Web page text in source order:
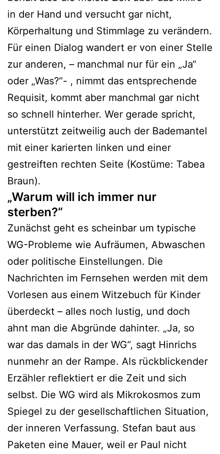
in der Hand und versucht gar nicht,
Körperhaltung und Stimmlage zu verändern.
Für einen Dialog wandert er von einer Stelle
zur anderen, – manchmal nur für ein „Ja“
oder „Was?“- , nimmt das entsprechende
Requisit, kommt aber manchmal gar nicht
so schnell hinterher. Wer gerade spricht,
unterstützt zeitweilig auch der Bademantel
mit einer karierten linken und einer
gestreiften rechten Seite (Kostüme: Tabea
Braun).
„Warum will ich immer nur
sterben?“
Zunächst geht es scheinbar um typische
WG-Probleme wie Aufräumen, Abwaschen
oder politische Einstellungen. Die
Nachrichten im Fernsehen werden mit dem
Vorlesen aus einem Witzebuch für Kinder
überdeckt – alles noch lustig, und doch
ahnt man die Abgründe dahinter. „Ja, so
war das damals in der WG“, sagt Hinrichs
nunmehr an der Rampe. Als rückblickender
Erzähler reflektiert er die Zeit und sich
selbst. Die WG wird als Mikrokosmos zum
Spiegel zu der gesellschaftlichen Situation,
der inneren Verfassung. Stefan baut aus
Paketen eine Mauer, weil er Paul nicht